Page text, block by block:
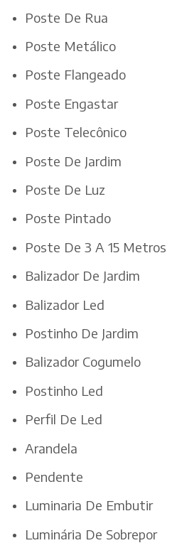
Poste De Rua
Poste Metálico
Poste Flangeado
Poste Engastar
Poste Telecônico
Poste De Jardim
Poste De Luz
Poste Pintado
Poste De 3 A 15 Metros
Balizador De Jardim
Balizador Led
Postinho De Jardim
Balizador Cogumelo
Postinho Led
Perfil De Led
Arandela
Pendente
Luminaria De Embutir
Luminária De Sobrepor